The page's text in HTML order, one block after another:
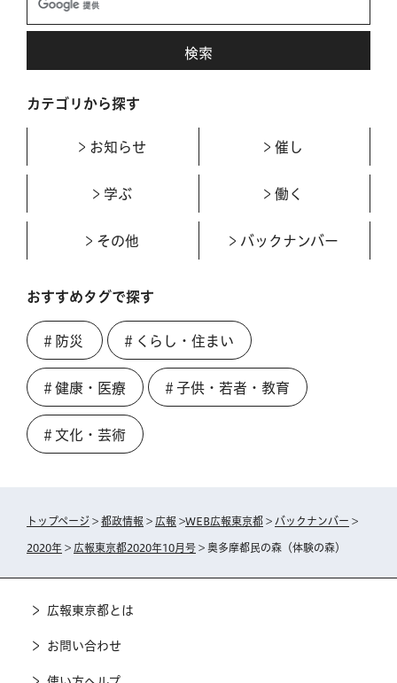
カテゴリから探す
お知らせ 催し
学ぶ 働く
その他 バックナンバー
おすすめタグで探す
＃防災 ＃くらし・住まい
＃健康・医療 ＃子供・若者・教育
＃文化・芸術
トップページ > 都政情報 > 広報 >WEB広報東京都 > バックナンバー >
2020年 > 広報東京都2020年10月号 > 奥多摩都民の森（体験の森）
広報東京都とは
お問い合わせ